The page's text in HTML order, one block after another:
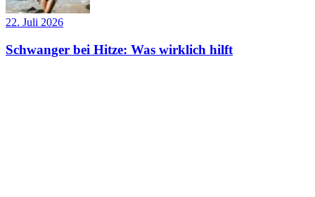
22. Juli 2026
Schwanger bei Hitze: Was wirklich hilft